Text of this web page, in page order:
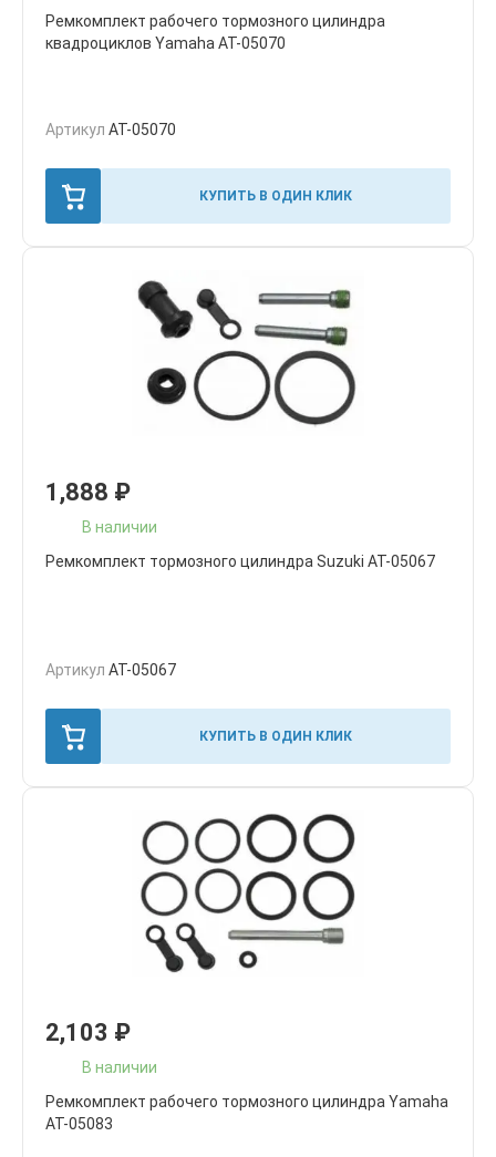
Ремкомплект рабочего тормозного цилиндра
квадроциклов Yamaha AT-05070
Артикул AT-05070
КУПИТЬ В ОДИН КЛИК
1,888 ₽
В наличии
Ремкомплект тормозного цилиндра Suzuki AT-05067
Артикул AT-05067
КУПИТЬ В ОДИН КЛИК
2,103 ₽
В наличии
Ремкомплект рабочего тормозного цилиндра Yamaha
AT-05083